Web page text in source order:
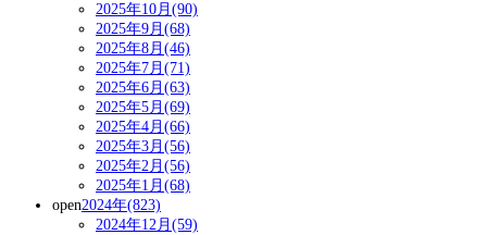
2025年10月(90)
2025年9月(68)
2025年8月(46)
2025年7月(71)
2025年6月(63)
2025年5月(69)
2025年4月(66)
2025年3月(56)
2025年2月(56)
2025年1月(68)
open2024年(823)
2024年12月(59)